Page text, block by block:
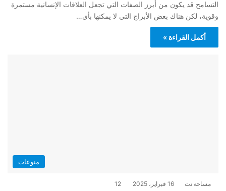
التسامح قد يكون من أبرز الصفات التي تجعل العلاقات الإنسانية مستمرة
وقوية، لكن هناك بعض الأبراج التي لا يمكنها بأي…
أكمل القراءة »
منوعات
مساحة نت 16 فبراير، 2025 12